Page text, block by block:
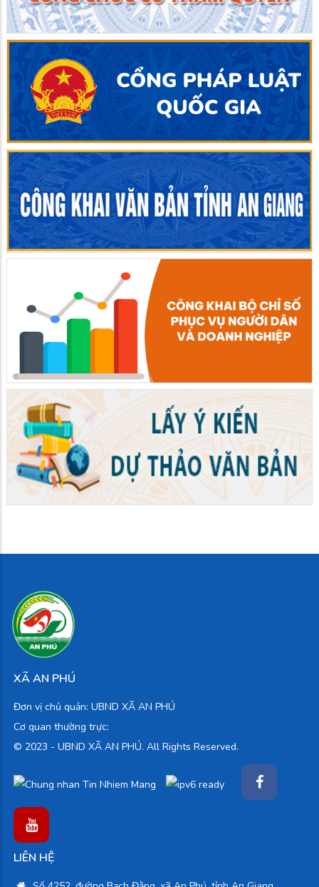
XÃ AN PHÚ
Đơn vị chủ quản: UBND XÃ AN PHÚ
Cơ quan thường trực:
© 2023 - UBND XÃ AN PHÚ. All Rights Reserved.
LIÊN HỆ